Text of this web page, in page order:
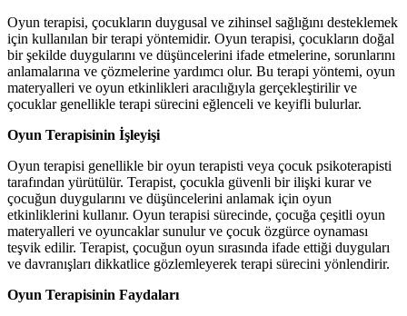
Oyun terapisi, çocukların duygusal ve zihinsel sağlığını desteklemek
için kullanılan bir terapi yöntemidir. Oyun terapisi, çocukların doğal
bir şekilde duygularını ve düşüncelerini ifade etmelerine, sorunlarını
anlamalarına ve çözmelerine yardımcı olur. Bu terapi yöntemi, oyun
materyalleri ve oyun etkinlikleri aracılığıyla gerçekleştirilir ve
çocuklar genellikle terapi sürecini eğlenceli ve keyifli bulurlar.
Oyun Terapisinin İşleyişi
Oyun terapisi genellikle bir oyun terapisti veya çocuk psikoterapisti
tarafından yürütülür. Terapist, çocukla güvenli bir ilişki kurar ve
çocuğun duygularını ve düşüncelerini anlamak için oyun
etkinliklerini kullanır. Oyun terapisi sürecinde, çocuğa çeşitli oyun
materyalleri ve oyuncaklar sunulur ve çocuk özgürce oynaması
teşvik edilir. Terapist, çocuğun oyun sırasında ifade ettiği duyguları
ve davranışları dikkatlice gözlemleyerek terapi sürecini yönlendirir.
Oyun Terapisinin Faydaları